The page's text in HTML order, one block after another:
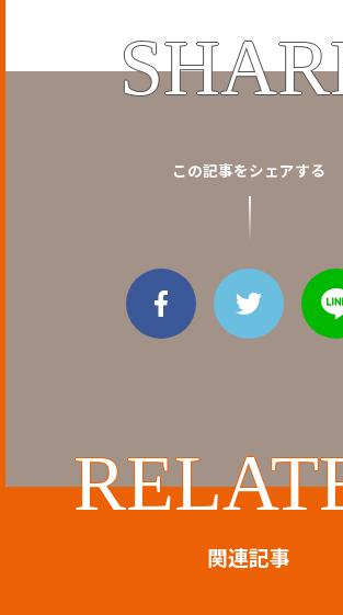
この記事をシェアする
関連記事